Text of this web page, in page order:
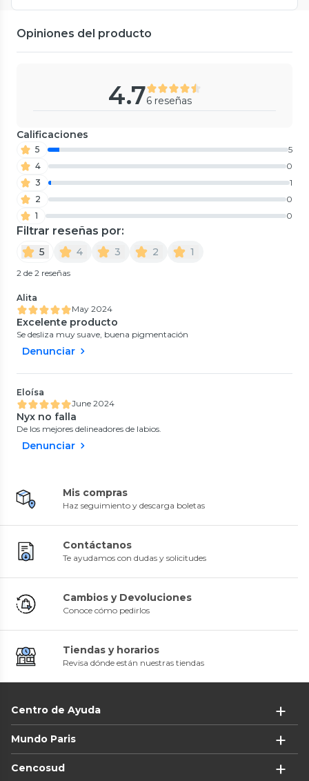
Opiniones del producto
4.76 reseñas
Calificaciones
5
5
4
0
3
1
2
0
1
0
Filtrar reseñas por:
5 4 3 2 1
2 de 2 reseñas
Alita
May 2024
Excelente producto
Se desliza muy suave, buena pigmentación
Denunciar
Eloísa
June 2024
Nyx no falla
De los mejores delineadores de labios.
Denunciar
Mis compras
Haz seguimiento y descarga boletas
Contáctanos
Te ayudamos con dudas y solicitudes
Cambios y Devoluciones
Conoce cómo pedirlos
Tiendas y horarios
Revisa dónde están nuestras tiendas
Centro de Ayuda
Mundo Paris
Cencosud